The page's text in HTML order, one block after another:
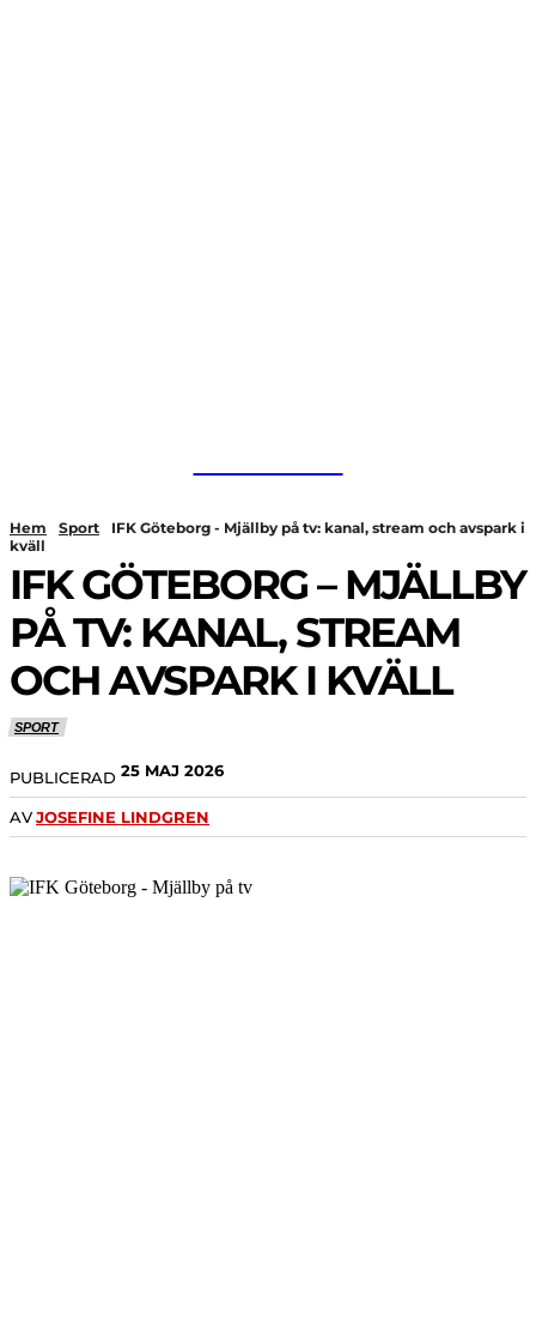
Hem Sport
IFK Göteborg - Mjällby på tv: kanal, stream och avspark i
kväll
IFK GÖTEBORG – MJÄLLBY
PÅ TV: KANAL, STREAM
OCH AVSPARK I KVÄLL
SPORT
PUBLICERAD 25 MAJ 2026
AVJOSEFINE LINDGREN